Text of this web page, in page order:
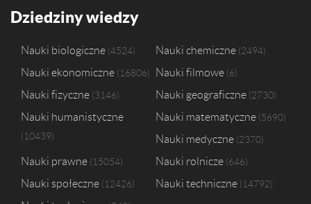
Dziedziny wiedzy
Nauki biologiczne 4524 Nauki chemiczne 2494
Nauki ekonomiczne 16806 Nauki filmowe 6
Nauki fizyczne 3146 Nauki geograficzne 2730
Nauki humanistyczne
10439
Nauki matematyczne 5690
Nauki medyczne 2370
Nauki prawne 15054 Nauki rolnicze 646
Nauki społeczne 12426 Nauki techniczne 14792